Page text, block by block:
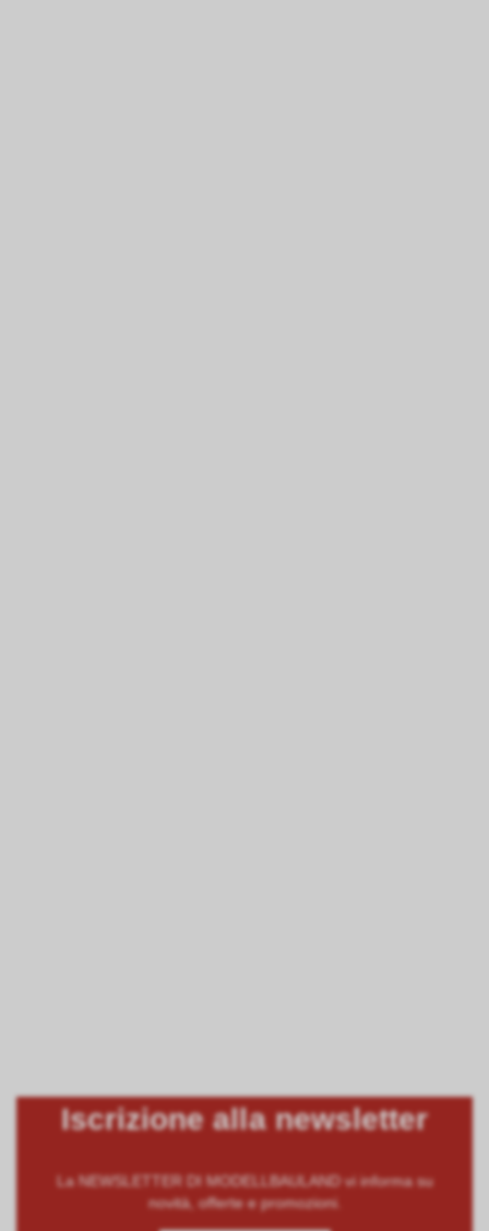
Iscrizione alla newsletter
La NEWSLETTER DI MODELLBAULAND vi informa su
novità, offerte e promozioni.